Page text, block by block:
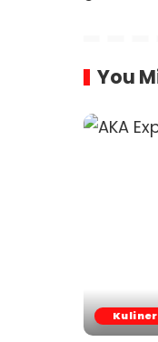
You
Kuliner